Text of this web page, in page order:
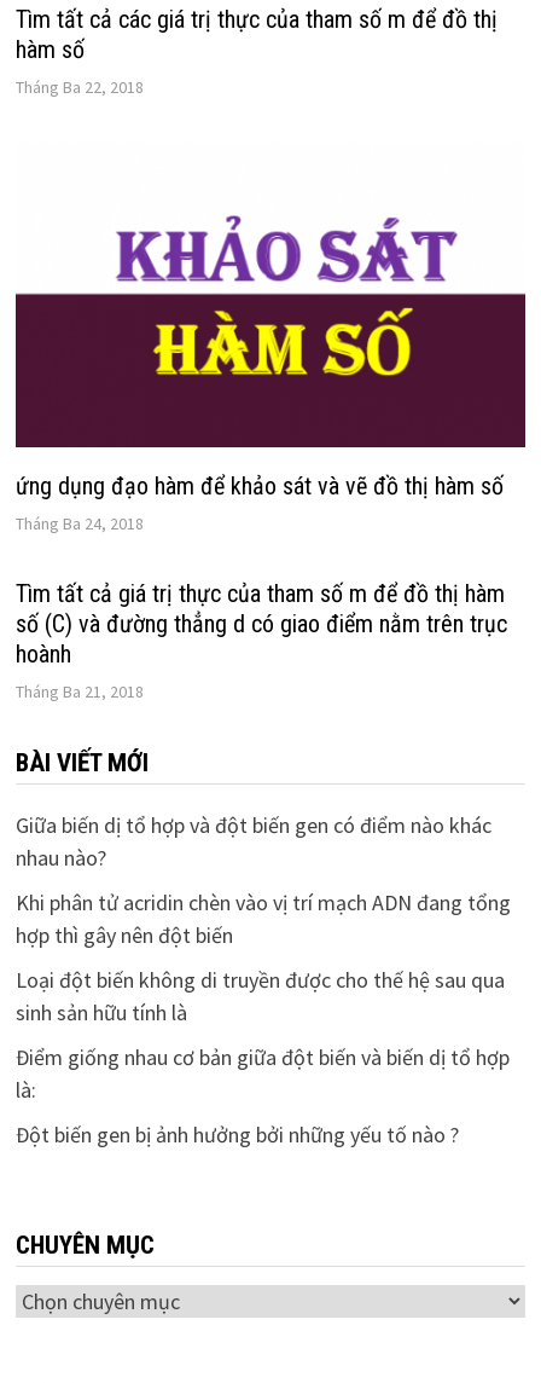
Tìm tất cả các giá trị thực của tham số m để đồ thị
hàm số
Tháng Ba 22, 2018
ứng dụng đạo hàm để khảo sát và vẽ đồ thị hàm số
Tháng Ba 24, 2018
Tìm tất cả giá trị thực của tham số m để đồ thị hàm
số (C) và đường thẳng d có giao điểm nằm trên trục
hoành
Tháng Ba 21, 2018
BÀI VIẾT MỚI
Giữa biến dị tổ hợp và đột biến gen có điểm nào khác
nhau nào?
Khi phân tử acridin chèn vào vị trí mạch ADN đang tổng
hợp thì gây nên đột biến
Loại đột biến không di truyền được cho thế hệ sau qua
sinh sản hữu tính là
Điểm giống nhau cơ bản giữa đột biến và biến dị tổ hợp
là:
Đột biến gen bị ảnh hưởng bởi những yếu tố nào ?
CHUYÊN MỤC
Chuyên